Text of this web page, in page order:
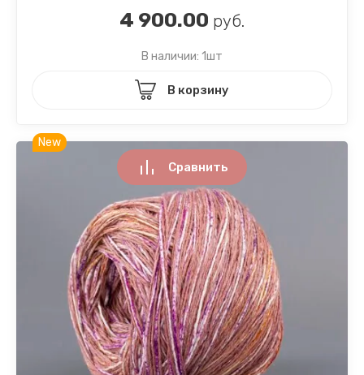
4 900.00 руб.
В наличии: 1шт
В корзину
New
Сравнить